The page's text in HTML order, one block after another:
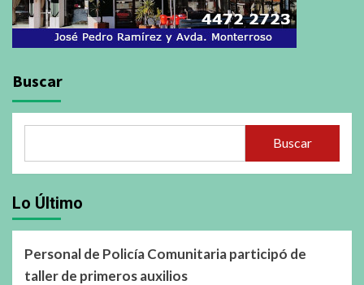
Buscar
Buscar
Lo Último
Personal de Policía Comunitaria participó de
taller de primeros auxilios